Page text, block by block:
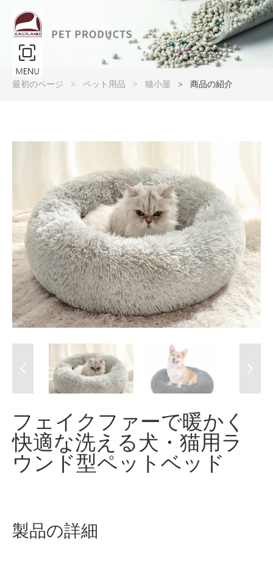
最初のページ ペット用品 猫小屋 商品の紹介
フェイクファーで暖かく
快適な洗える犬・猫用ラ
ウンド型ペットベッド
製品の詳細
製品大図展示